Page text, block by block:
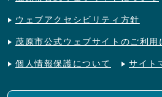
ウェブアクセシビリティ方針
茂原市公式ウェブサイトのご利用
個人情報保護について サイト